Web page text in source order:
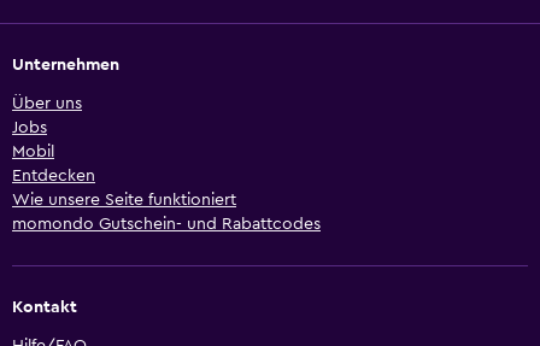
Unternehmen
Über uns
Jobs
Mobil
Entdecken
Wie unsere Seite funktioniert
momondo Gutschein- und Rabattcodes
Kontakt